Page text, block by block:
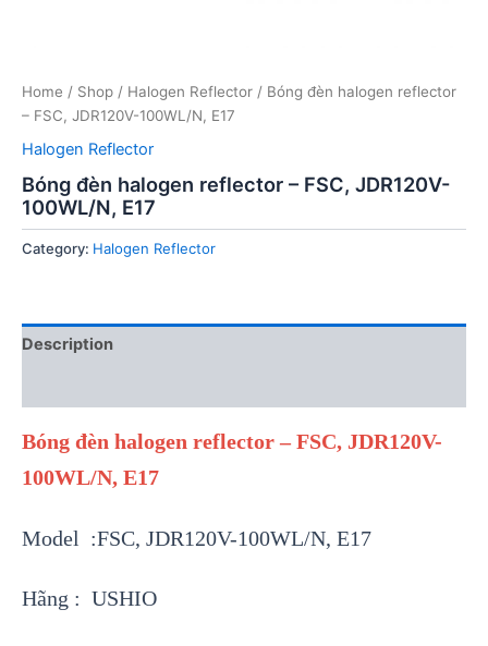
Home / Shop / Halogen Reflector / Bóng đèn halogen reflector
– FSC, JDR120V-100WL/N, E17
Halogen Reflector
Bóng đèn halogen reflector – FSC, JDR120V-
100WL/N, E17
Category: Halogen Reflector
Description
Bóng đèn halogen reflector – FSC, JDR120V-
100WL/N, E17
Model :FSC, JDR120V-100WL/N, E17
Hãng : USHIO